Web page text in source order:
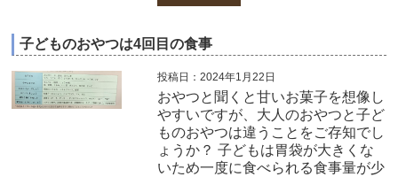
子どものおやつは4回目の食事
投稿日：2024年1月22日
おやつと聞くと甘いお菓子を想像し
やすいですが、大人のおやつと子ど
ものおやつは違うことをご存知でし
ょうか？ 子どもは胃袋が大きくな
いため一度に食べられる食事量が少